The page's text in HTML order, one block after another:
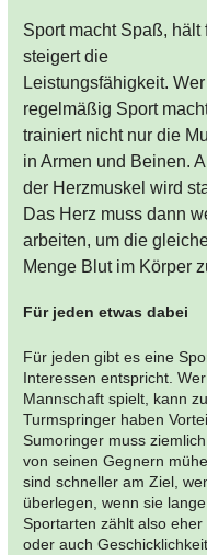
Sport macht Spaß, hält
steigert die
Leistungsfähigkeit. Wer
regelmäßig Sport
trainiert nicht nur die
in Armen und Beinen.
der Herzmuskel wird
Das Herz muss dann
arbeiten, um die
Menge Blut im Körper
Für jeden etwas dabei
Für jeden gibt es eine
Interessen entspricht.
Mannschaft spielt, kann
Turmspringer haben
Sumoringer muss
von seinen Gegnern
sind schneller am Ziel,
überlegen, wenn sie
Sportarten zählt also
oder auch